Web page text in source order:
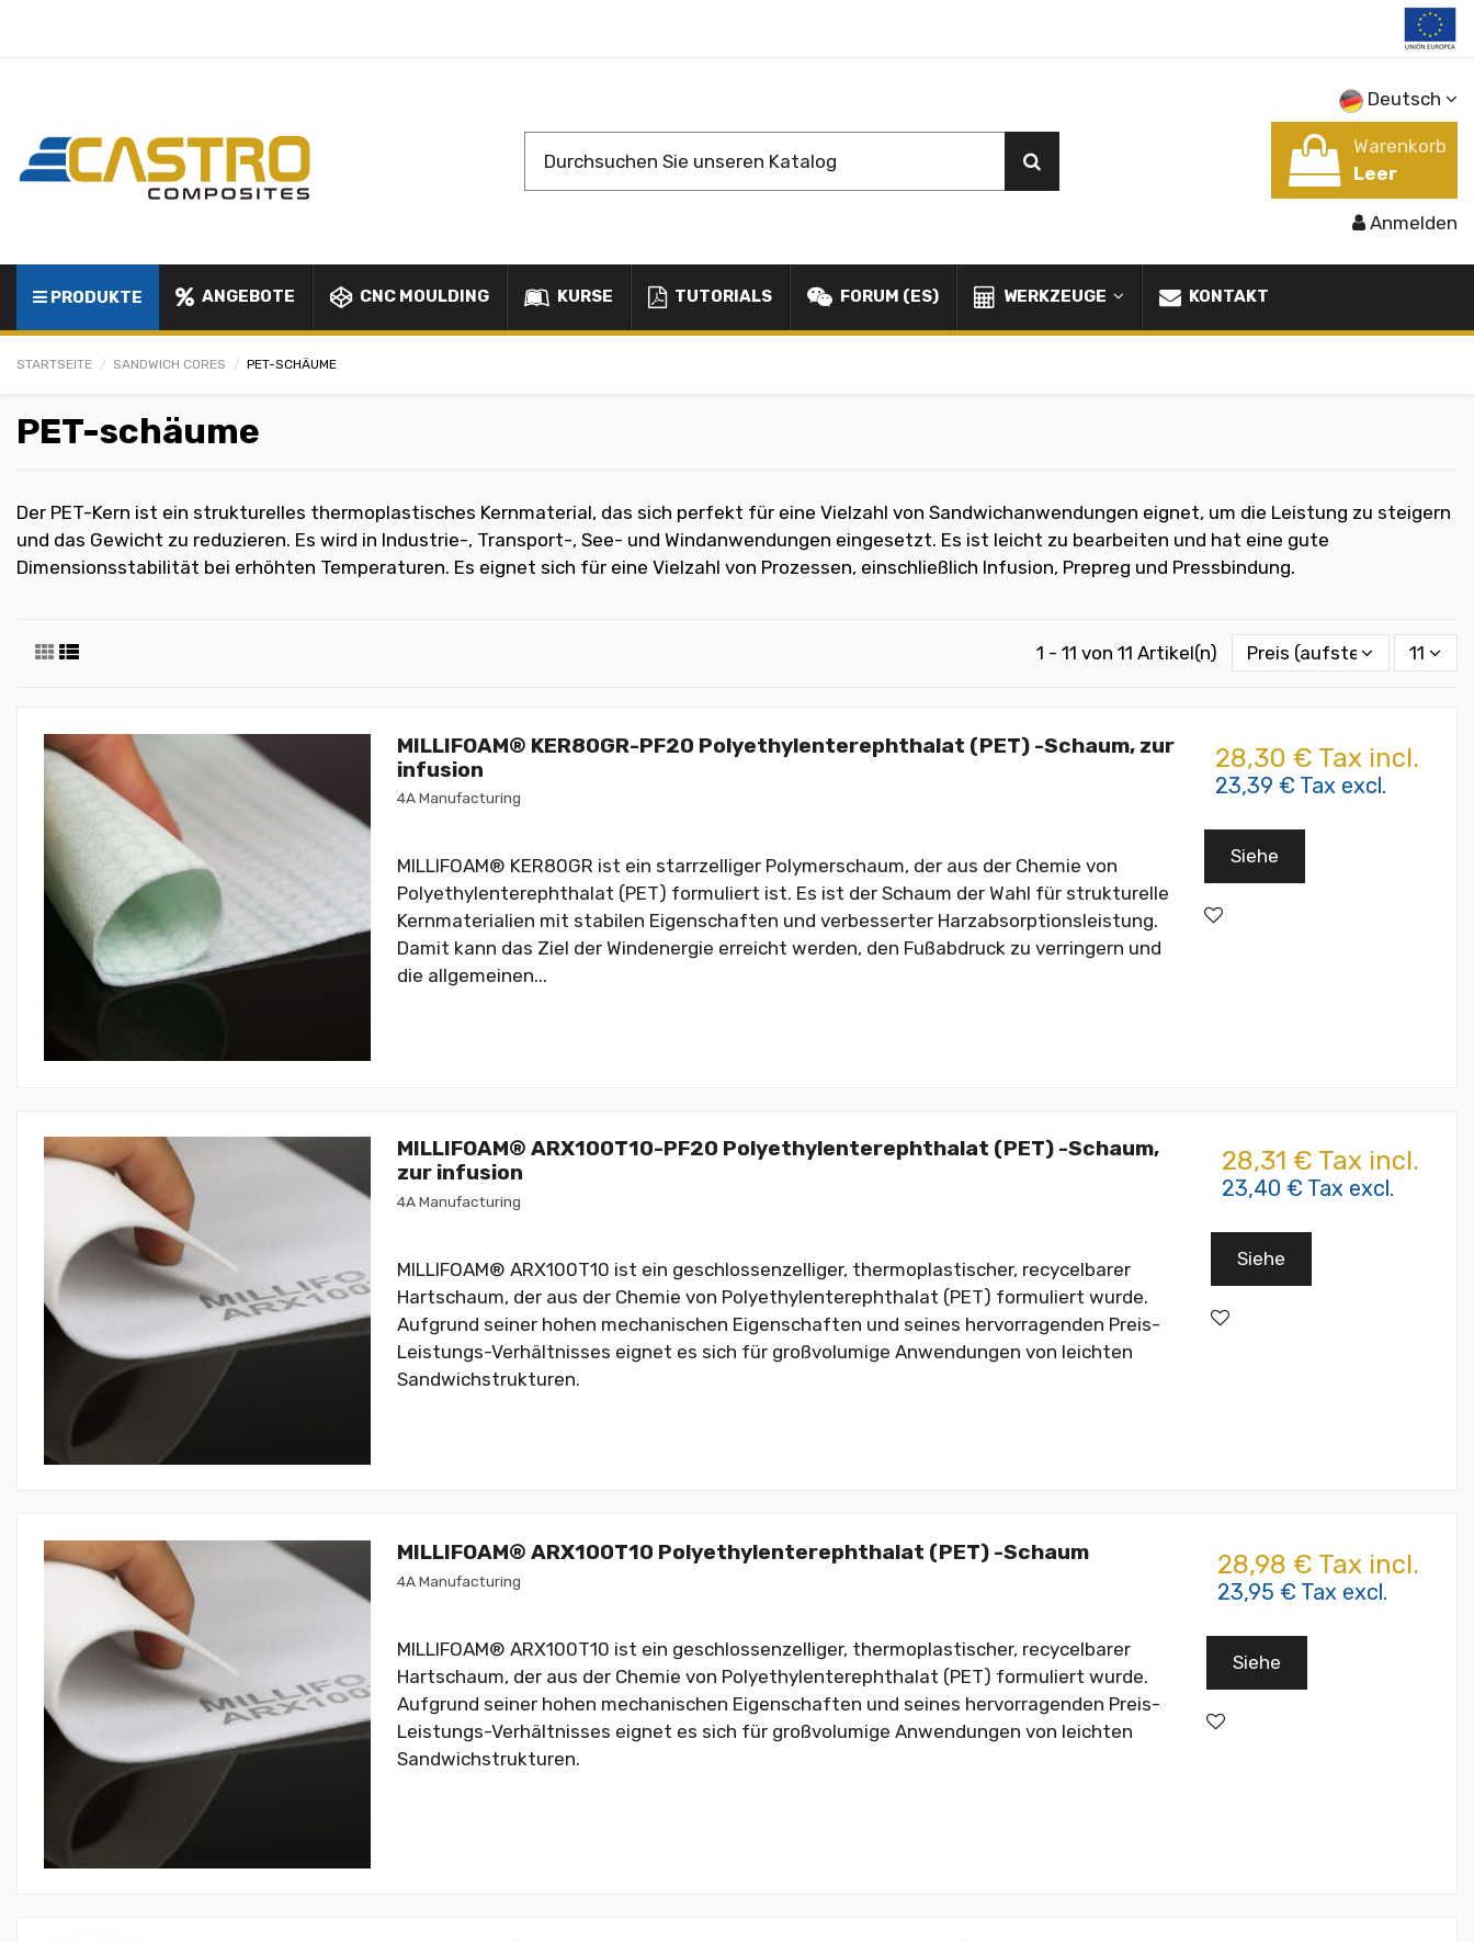
Deutsch
Warenkorb
Leer
Anmelden
PRODUKTE ANGEBOTE CNC MOULDING KURSE TUTORIALS FORUM (ES) WERKZEUGE KONTAKT
STARTSEITE SANDWICH CORES PET-SCHÄUME
PET-schäume
Der PET-Kern ist ein strukturelles thermoplastisches Kernmaterial, das sich perfekt für eine Vielzahl von Sandwichanwendungen eignet, um die Leistung zu steigern
und das Gewicht zu reduzieren. Es wird in Industrie-, Transport-, See- und Windanwendungen eingesetzt. Es ist leicht zu bearbeiten und hat eine gute
Dimensionsstabilität bei erhöhten Temperaturen. Es eignet sich für eine Vielzahl von Prozessen, einschließlich Infusion, Prepreg und Pressbindung.
1 - 11 von 11 Artikel(n) Preis (aufsteigend)11
MILLIFOAM® KER80GR-PF20 Polyethylenterephthalat (PET) -Schaum, zur
infusion
4A Manufacturing
MILLIFOAM® KER80GR ist ein starrzelliger Polymerschaum, der aus der Chemie von
Polyethylenterephthalat (PET) formuliert ist. Es ist der Schaum der Wahl für strukturelle
Kernmaterialien mit stabilen Eigenschaften und verbesserter Harzabsorptionsleistung.
Damit kann das Ziel der Windenergie erreicht werden, den Fußabdruck zu verringern und
die allgemeinen...
28,30 € Tax incl.
23,39 € Tax excl.
Siehe
MILLIFOAM® ARX100T10-PF20 Polyethylenterephthalat (PET) -Schaum,
zur infusion
4A Manufacturing
MILLIFOAM® ARX100T10 ist ein geschlossenzelliger, thermoplastischer, recycelbarer
Hartschaum, der aus der Chemie von Polyethylenterephthalat (PET) formuliert wurde.
Aufgrund seiner hohen mechanischen Eigenschaften und seines hervorragenden Preis-
Leistungs-Verhältnisses eignet es sich für großvolumige Anwendungen von leichten
Sandwichstrukturen.
28,31 € Tax incl.
23,40 € Tax excl.
Siehe
MILLIFOAM® ARX100T10 Polyethylenterephthalat (PET) -Schaum
4A Manufacturing
MILLIFOAM® ARX100T10 ist ein geschlossenzelliger, thermoplastischer, recycelbarer
Hartschaum, der aus der Chemie von Polyethylenterephthalat (PET) formuliert wurde.
Aufgrund seiner hohen mechanischen Eigenschaften und seines hervorragenden Preis-
Leistungs-Verhältnisses eignet es sich für großvolumige Anwendungen von leichten
Sandwichstrukturen.
28,98 € Tax incl.
23,95 € Tax excl.
Siehe